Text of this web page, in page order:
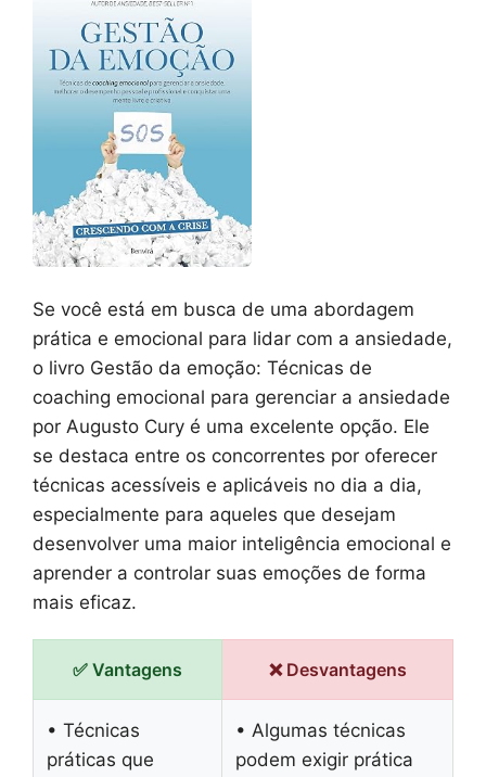
Se você está em busca de uma abordagem
prática e emocional para lidar com a ansiedade,
o livro Gestão da emoção: Técnicas de
coaching emocional para gerenciar a ansiedade
por Augusto Cury é uma excelente opção. Ele
se destaca entre os concorrentes por oferecer
técnicas acessíveis e aplicáveis no dia a dia,
especialmente para aqueles que desejam
desenvolver uma maior inteligência emocional e
aprender a controlar suas emoções de forma
mais eficaz.
✅ Vantagens ❌ Desvantagens
• Técnicas
práticas que
• Algumas técnicas
podem exigir prática